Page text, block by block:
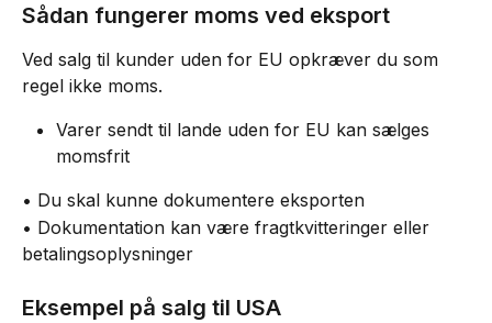
Sådan fungerer moms ved eksport
Ved salg til kunder uden for EU opkræver du som
regel ikke moms.
Varer sendt til lande uden for EU kan sælges
momsfrit
• Du skal kunne dokumentere eksporten
• Dokumentation kan være fragtkvitteringer eller
betalingsoplysninger
Eksempel på salg til USA